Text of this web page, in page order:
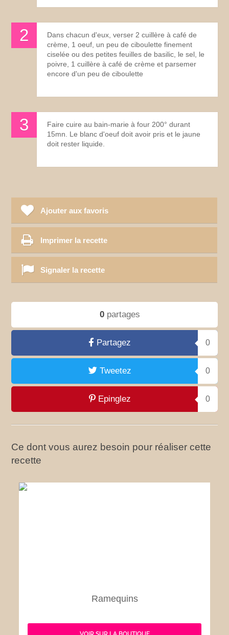
Dans chacun d'eux, verser 2 cuillère à café de
crème, 1 oeuf, un peu de ciboulette finement
ciselée ou des petites feuilles de basilic, le sel, le
poivre, 1 cuillère à café de crème et parsemer
encore d'un peu de ciboulette
Faire cuire au bain-marie à four 200° durant
15mn. Le blanc d'oeuf doit avoir pris et le jaune
doit rester liquide.
Ajouter aux favoris
Imprimer la recette
Signaler la recette
0partages
Partagez 0
Tweetez 0
Epinglez 0
Ce dont vous aurez besoin pour réaliser cette
recette
Ramequins